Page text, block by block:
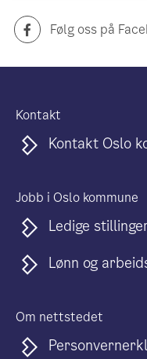
Følg oss på
Kontakt
Kontakt Oslo
Jobb i Oslo kommune
Ledige
Lønn og
Om nettstedet